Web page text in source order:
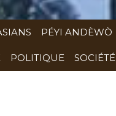
PÉYI ANDÈWÒ
POLITIQUE SOCIÉTÉ